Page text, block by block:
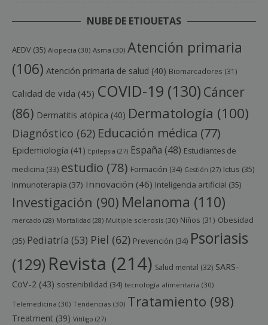
NUBE DE ETIQUETAS
AEDV (35) Alopecia (30) Asma (30) Atención primaria
(106) Atención primaria de salud (40) Biomarcadores (31)
Calidad de vida (45) COVID-19 (130) Cáncer
(86) Dermatitis atópica (40) Dermatología (100)
Diagnóstico (62) Educación médica (77)
Epidemiología (41) Epilepsia (27) España (48) Estudiantes de
medicina (33) estudio (78) Formación (34) Gestión (27) Ictus (35)
Inmunoterapia (37) Innovación (46) Inteligencia artificial (35)
Investigación (90) Melanoma (110)
mercado (28) Mortalidad (28) Multiple sclerosis (30) Niños (31) Obesidad
(35) Pediatría (53) Piel (62) Prevención (34) Psoriasis
(129) Revista (214) Salud mental (32) SARS-
CoV-2 (43) sostenibilidad (34) tecnología alimentaria (30)
Telemedicina (30) Tendencias (30) Tratamiento (98)
Treatment (39) Vitíligo (27)